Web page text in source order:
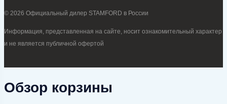
© 2026 Официальный дилер STAMFORD в России
Информация, представленная на сайте, носит ознакомительный характер
и не является публичной офертой
Обзор корзины